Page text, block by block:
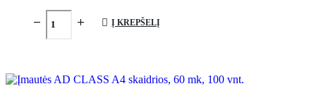
Į KREPŠELĮ